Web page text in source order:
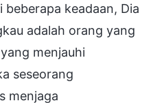
keadaan, Dia
adalah orang yang
menjauhi
seseorang
menjaga